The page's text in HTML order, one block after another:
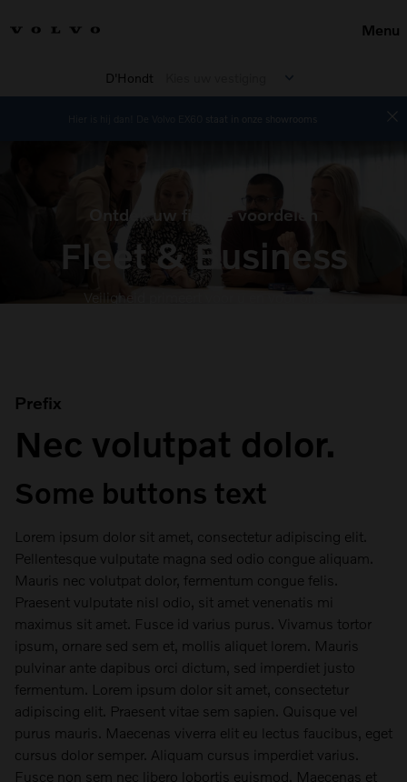
Menu
D'Hondt
Hier is hij dan! De Volvo EX60 staat in onze showrooms
Ontdek uw fiscale voordelen
Fleet & Business
Veiligheid primeert voor u en voor ons
Prefix
Nec volutpat dolor.
Some buttons text
Lorem ipsum dolor sit amet, consectetur adipiscing elit.
Pellentesque vulputate magna sed odio congue aliquam.
Mauris nec volutpat dolor, fermentum congue felis.
Praesent vulputate nisl odio, sit amet venenatis mi
maximus sit amet. Fusce id varius purus. Vivamus tortor
ipsum, ornare sed sem et, mollis aliquet lorem. Mauris
pulvinar ante dapibus orci dictum, sed imperdiet justo
fermentum. Lorem ipsum dolor sit amet, consectetur
adipiscing elit. Praesent vitae sem sapien. Quisque vel
purus mauris. Maecenas viverra elit eu lectus faucibus, eget
cursus dolor semper. Aliquam cursus imperdiet varius.
Fusce non sem nec libero lobortis euismod. Maecenas et